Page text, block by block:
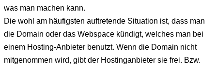
was man machen kann.
Die wohl am häufigsten auftretende Situation ist, dass man
die Domain oder das Webspace kündigt, welches man bei
einem Hosting-Anbieter benutzt. Wenn die Domain nicht
mitgenommen wird, gibt der Hostinganbieter sie frei. Bzw.